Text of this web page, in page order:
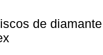
de diamante